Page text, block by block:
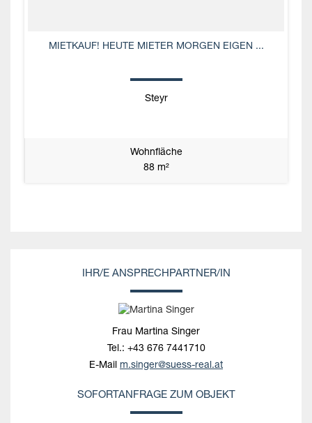
MIETKAUF! HEUTE MIETER MORGEN EIGEN ...
Steyr
Wohnfläche
88 m²
IHR/E ANSPRECHPARTNER/IN
Frau Martina Singer
Tel.: +43 676 7441710
E-Mail m.singer@suess-real.at
SOFORTANFRAGE ZUM OBJEKT